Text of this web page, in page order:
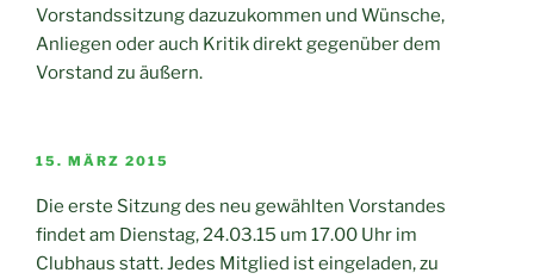
Vorstandssitzung dazuzukommen und Wünsche,
Anliegen oder auch Kritik direkt gegenüber dem
Vorstand zu äußern.
VERÖFFENTLICHT
15. MÄRZ 2015
Die erste Sitzung des neu gewählten Vorstandes
findet am Dienstag, 24.03.15 um 17.00 Uhr im
Clubhaus statt. Jedes Mitglied ist eingeladen, zu